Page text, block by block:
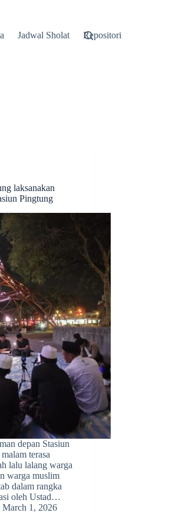
Jadwal Sholat Repositori
laksanakan
Pingtung
depan Stasiun
terasa
lalu lalang warga
warga muslim
dalam rangka
oleh Ustad…
March 1, 2026